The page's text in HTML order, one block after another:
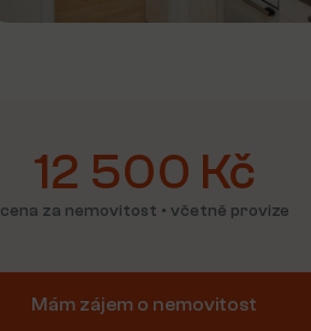
12 500 Kč
cena za nemovitost • včetně provize
Mám zájem o nemovitost